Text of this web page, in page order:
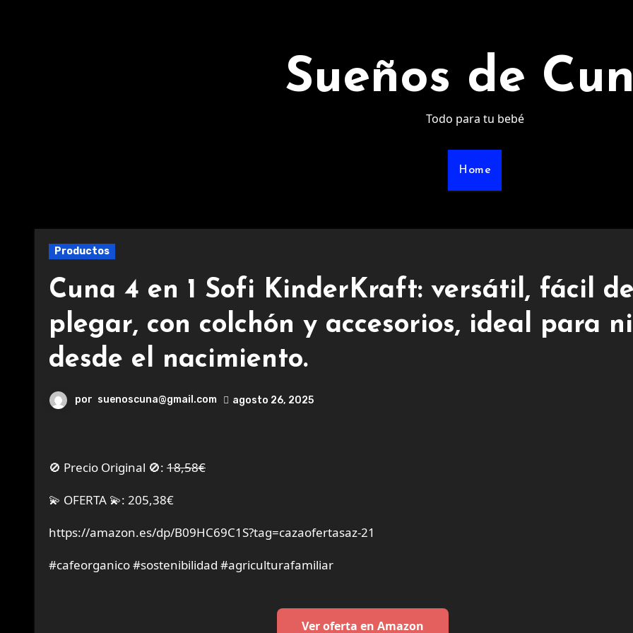
Sueños de
Todo para tu bebé
Home
Productos
Cuna 4 en 1 Sofi KinderKraft: versátil, fácil
plegar, con colchón y accesorios, ideal para
desde el nacimiento.
por suenoscuna@gmail.com agosto 26, 2025
🚫 Precio Original 🚫: 18,58€
💫 OFERTA 💫: 205,38€
https://amazon.es/dp/B09HC69C1S?tag=cazaofertasaz-21
#cafeorganico #sostenibilidad #agriculturafamiliar
Ver oferta en Amazon